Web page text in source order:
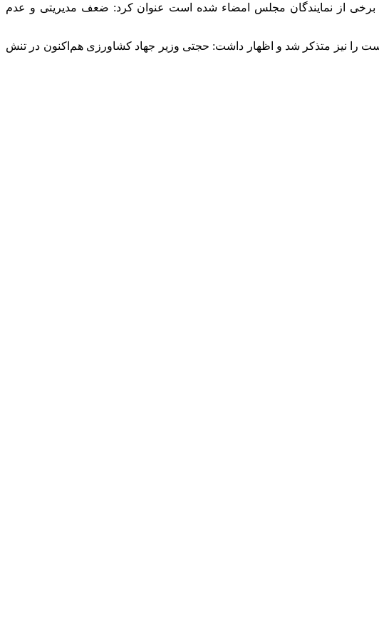
برخی از نمایندگان مجلس امضاء شده است عنوان کرد: ضعف مدیریتی و عدم
را نیز متذکر شد و اظهار داشت: حجتی وزیر جهاد کشاورزی هم‌اکنون در تنش